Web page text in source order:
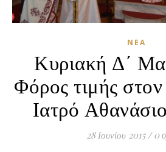
ΝΈΑ
Κυριακή Δ΄
Φόρος τιμής
Ιατρό
28 Ιουνίου 2015 / 0